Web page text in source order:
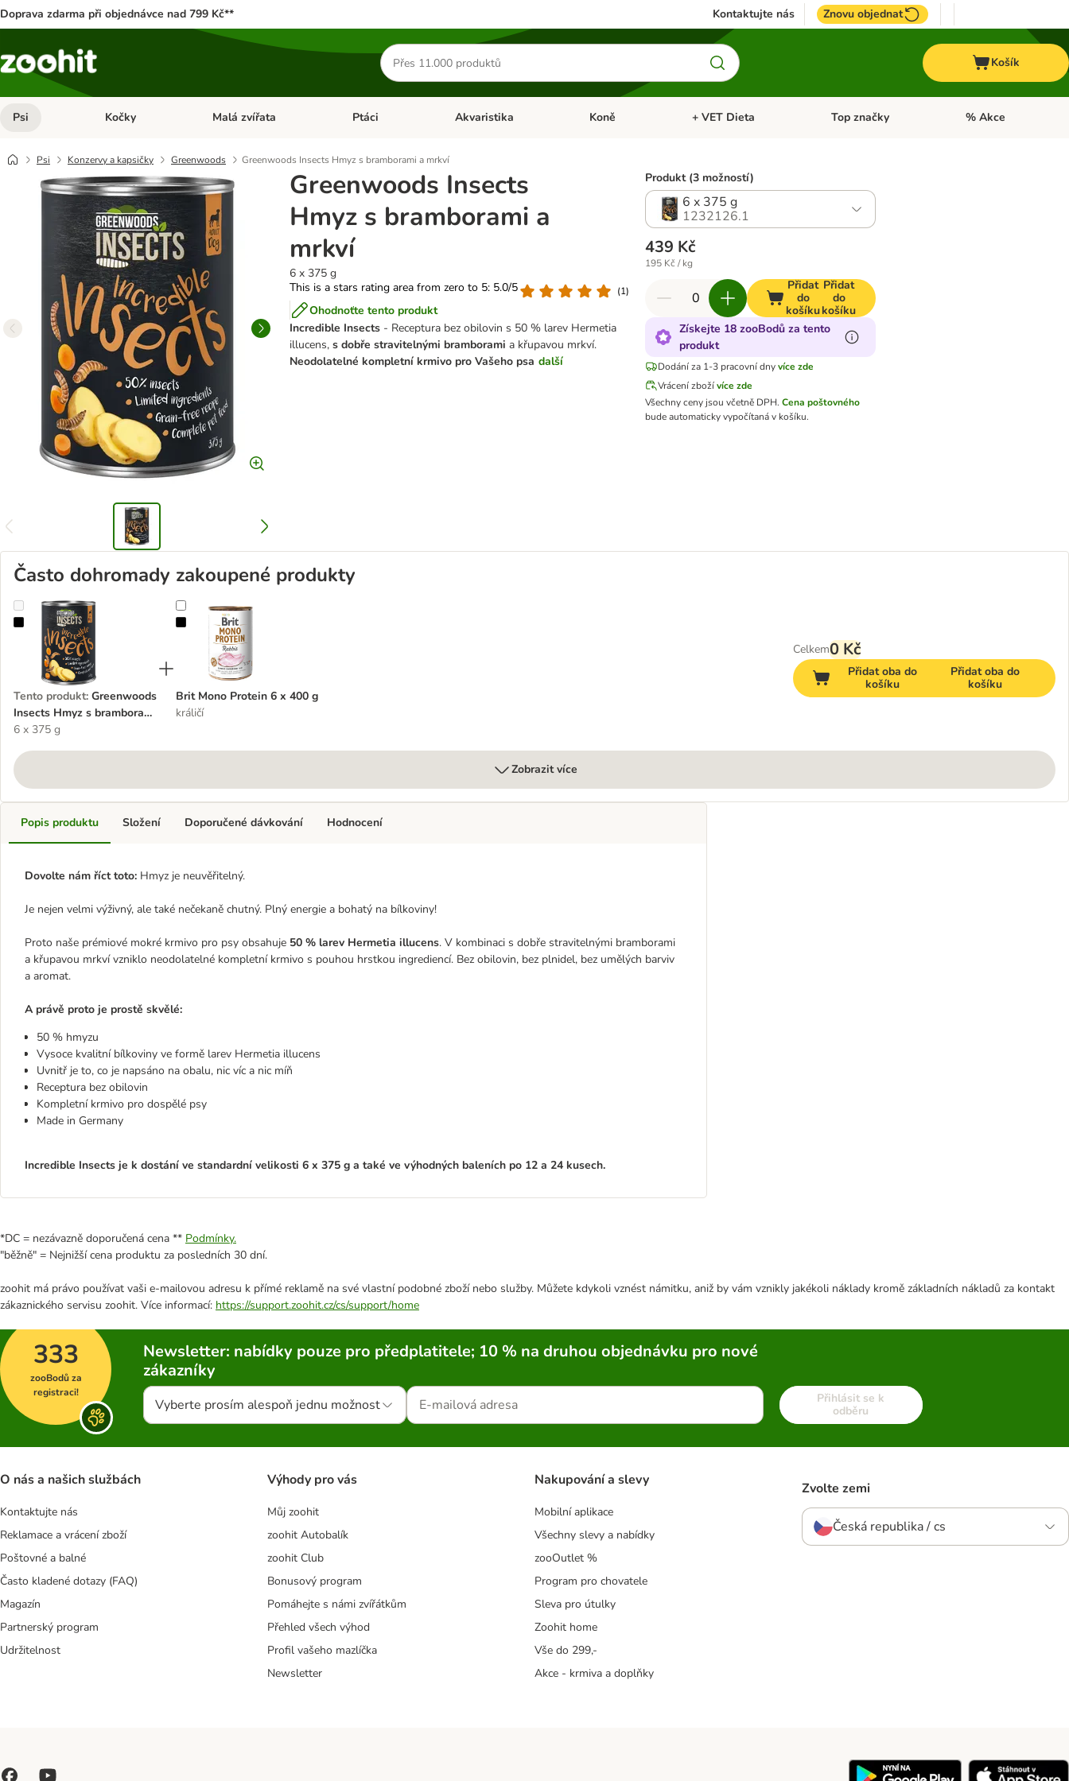
Doprava zdarma při objednávce nad 799 Kč** Kontaktujte nás Znovu objednat
Hledat
produkty
Košík
Psi Otevřít menu: Psi
Kočky Otevřít menu: Kočky
Malá zvířata Otevřít menu: Malá zvířata
Ptáci Otevřít menu: Ptáci
Akvaristika Otevřít menu: Akvaristika
Koně Otevřít menu: Koně
+ VET Dieta Otevřít menu: + VET Dieta
Top značky Otevřít menu: Top
% Akce
Psi Konzervy a kapsičky Greenwoods Greenwoods Insects Hmyz s bramborami a mrkví
Greenwoods Insects
Hmyz s bramborami a
mrkví
6 x 375 g
This is a stars rating area from zero to 5: 5.0/5
(1)
Ohodnoťte tento produkt
Incredible Insects - Receptura bez obilovin s 50 % larev Hermetia
illucens, s dobře stravitelnými bramboramia křupavou mrkví.
Neodolatelné kompletní krmivo pro Vašeho psa další
Produkt (3 možností)
6 x 375 g
1232126.1
439 Kč
195 Kč / kg
Přidat
do
košíku
Přidat
do
košíku
Získejte 18 zooBodů za tento
produkt
Dodání za 1-3 pracovní dnyvíce zde
Vrácení zbožívíce zde
Všechny ceny jsou včetně DPH. Cena poštovného
bude automaticky vypočítaná v košíku.
Často dohromady zakoupené produkty
Greenwoods Insects Hmyz s bramborami a mrkví
Tento produkt: Greenwoods
Insects Hmyz s bramborami
a mrkví
6 x 375 g
Brit Mono Protein 6 x 400 g
Brit Mono Protein 6 x 400 g
králičí
Celkem0 Kč
Přidat oba do
košíku
Přidat oba do
košíku
Zobrazit více
Popis produktu
Dovolte nám říct toto: Hmyz je neuvěřitelný.
Je nejen velmi výživný, ale také nečekaně chutný. Plný energie a bohatý na bílkoviny!
Proto naše prémiové mokré krmivo pro psy obsahuje 50 % larev Hermetia illucens. V kombinaci s dobře stravitelnými bramborami
a křupavou mrkví vzniklo neodolatelné kompletní krmivo s pouhou hrstkou ingrediencí. Bez obilovin, bez plnidel, bez umělých barviv
a aromat.
A právě proto je prostě skvělé:
50 % hmyzu
Vysoce kvalitní bílkoviny ve formě larev Hermetia illucens
Uvnitř je to, co je napsáno na obalu, nic víc a nic míň
Receptura bez obilovin
Kompletní krmivo pro dospělé psy
Made in Germany
Incredible Insects je k dostání ve standardní velikosti 6 x 375 g a také ve výhodných baleních po 12 a 24 kusech.
Složení Doporučené dávkování Hodnocení
*DC = nezávazně doporučená cena ** Podmínky.
"běžně" = Nejnižší cena produktu za posledních 30 dní.
zoohit má právo používat vaši e-mailovou adresu k přímé reklamě na své vlastní podobné zboží nebo služby. Můžete kdykoli vznést námitku, aniž by vám vznikly jakékoli náklady kromě základních nákladů za kontakt
zákaznického servisu zoohit. Více informací: https://support.zoohit.cz/cs/support/home
333
zooBodů za
registraci!
Newsletter: nabídky pouze pro předplatitele; 10 % na druhou objednávku pro nové
zákazníky
Vyberte prosím alespoň jednu možnost
Přihlásit se k
odběru
O nás a našich službách
Kontaktujte nás
Reklamace a vrácení zboží
Poštovné a balné
Často kladené dotazy (FAQ)
Magazín
Partnerský program
Udržitelnost
Výhody pro vás
Můj zoohit
zoohit Autobalík
zoohit Club
Bonusový program
Pomáhejte s námi zvířátkům
Přehled všech výhod
Profil vašeho mazlíčka
Newsletter
Nakupování a slevy
Mobilní aplikace
Všechny slevy a nabídky
zooOutlet %
Program pro chovatele
Sleva pro útulky
Zoohit home
Vše do 299,-
Akce - krmiva a doplňky
Zvolte zemi
Česká republika / cs